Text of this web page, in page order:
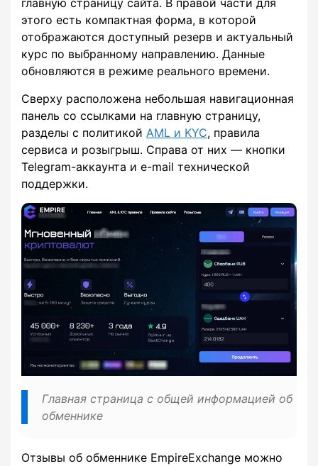
этого есть компактная форма, в которой
отображаются доступный резерв и актуальный
курс по выбранному направлению. Данные
обновляются в режиме реального времени.
Сверху расположена небольшая навигационная
панель со ссылками на главную страницу,
разделы с политикой AML и KYC, правила
сервиса и розыгрыш. Справа от них — кнопки
Telegram-аккаунта и e-mail технической
поддержки.
Главная страница с общей информацией об
обменнике
Отзывы об обменнике EmpireExchange можно